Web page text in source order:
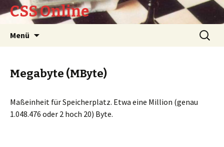
CSS Online
Menü
Suchen
nach:
Megabyte (MByte)
Maßeinheit für Speicherplatz. Etwa eine Million (genau
1.048.476 oder 2 hoch 20) Byte.